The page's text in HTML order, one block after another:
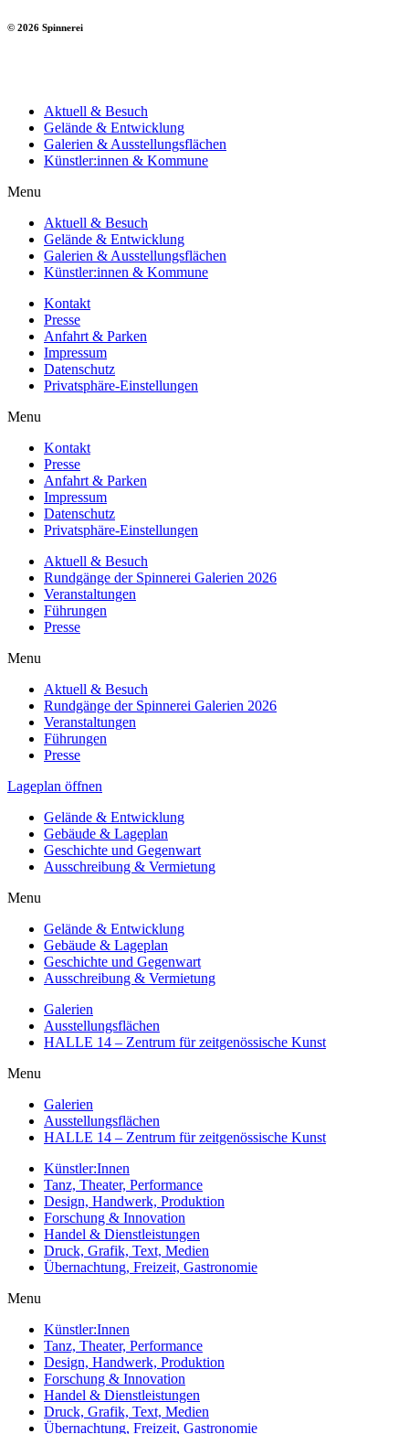
© 2026 Spinnerei
Aktuell & Besuch
Gelände & Entwicklung
Galerien & Ausstellungsflächen
Künstler:innen & Kommune
Menu
Aktuell & Besuch
Gelände & Entwicklung
Galerien & Ausstellungsflächen
Künstler:innen & Kommune
Kontakt
Presse
Anfahrt & Parken
Impressum
Datenschutz
Privatsphäre-Einstellungen
Menu
Kontakt
Presse
Anfahrt & Parken
Impressum
Datenschutz
Privatsphäre-Einstellungen
Aktuell & Besuch
Rundgänge der Spinnerei Galerien 2026
Veranstaltungen
Führungen
Presse
Menu
Aktuell & Besuch
Rundgänge der Spinnerei Galerien 2026
Veranstaltungen
Führungen
Presse
Lageplan öffnen
Gelände & Entwicklung
Gebäude & Lageplan
Geschichte und Gegenwart
Ausschreibung & Vermietung
Menu
Gelände & Entwicklung
Gebäude & Lageplan
Geschichte und Gegenwart
Ausschreibung & Vermietung
Galerien
Ausstellungsflächen
HALLE 14 – Zentrum für zeitgenössische Kunst
Menu
Galerien
Ausstellungsflächen
HALLE 14 – Zentrum für zeitgenössische Kunst
Künstler:Innen
Tanz, Theater, Performance
Design, Handwerk, Produktion
Forschung & Innovation
Handel & Dienstleistungen
Druck, Grafik, Text, Medien
Übernachtung, Freizeit, Gastronomie
Menu
Künstler:Innen
Tanz, Theater, Performance
Design, Handwerk, Produktion
Forschung & Innovation
Handel & Dienstleistungen
Druck, Grafik, Text, Medien
Übernachtung, Freizeit, Gastronomie